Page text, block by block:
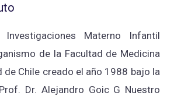
Materno Infantil
de la Facultad de Medicina
de Chile creado el año 1988 bajo la
Dr. Alejandro Goic G Nuestro